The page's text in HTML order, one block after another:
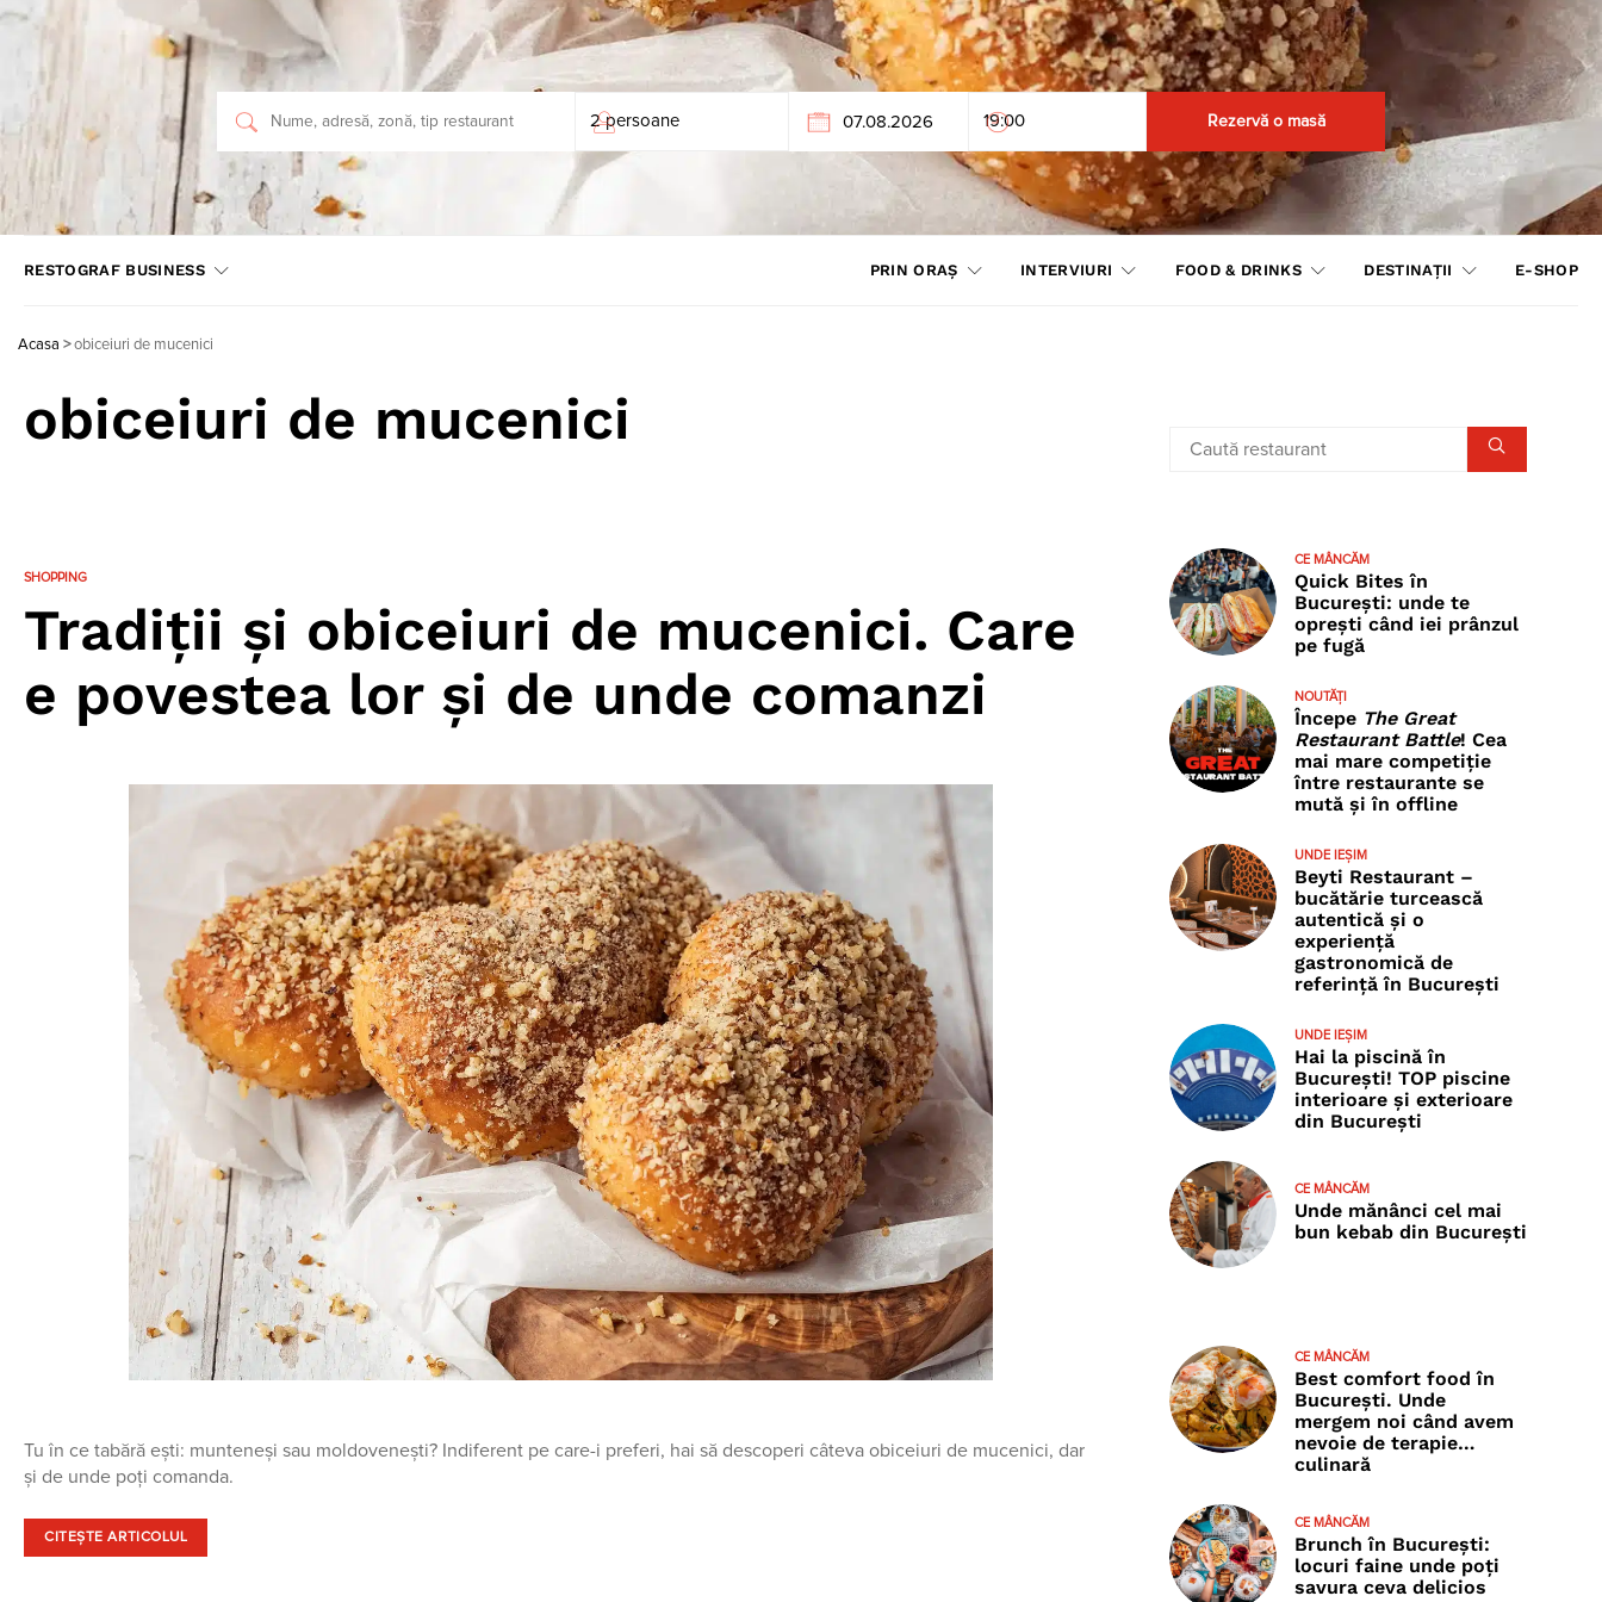
Rezervă o masă
RESTOGRAF BUSINESS PRIN ORAȘ INTERVIURI FOOD & DRINKS DESTINAȚII E-SHOP
Acasa >obiceiuri de mucenici
obiceiuri de mucenici
SHOPPING
Tradiții și obiceiuri de mucenici. Care
e povestea lor și de unde comanzi
Tu în ce tabără ești: munteneși sau moldovenești? Indiferent pe care-i preferi, hai să descoperi câteva obiceiuri de mucenici, dar
și de unde poți comanda.
CITEȘTE ARTICOLUL
CE MÂNCĂM
Quick Bites în
București: unde te
oprești când iei prânzul
pe fugă
NOUTĂȚI
Începe The Great
Restaurant Battle! Cea
mai mare competiție
între restaurante se
mută și în offline
UNDE IEȘIM
Beyti Restaurant –
bucătărie turcească
autentică și o
experiență
gastronomică de
referință în București
UNDE IEȘIM
Hai la piscină în
București! TOP piscine
interioare și exterioare
din București
CE MÂNCĂM
Unde mănânci cel mai
bun kebab din București
CE MÂNCĂM
Best comfort food în
București. Unde
mergem noi când avem
nevoie de terapie…
culinară
CE MÂNCĂM
Brunch în București:
locuri faine unde poţi
savura ceva delicios